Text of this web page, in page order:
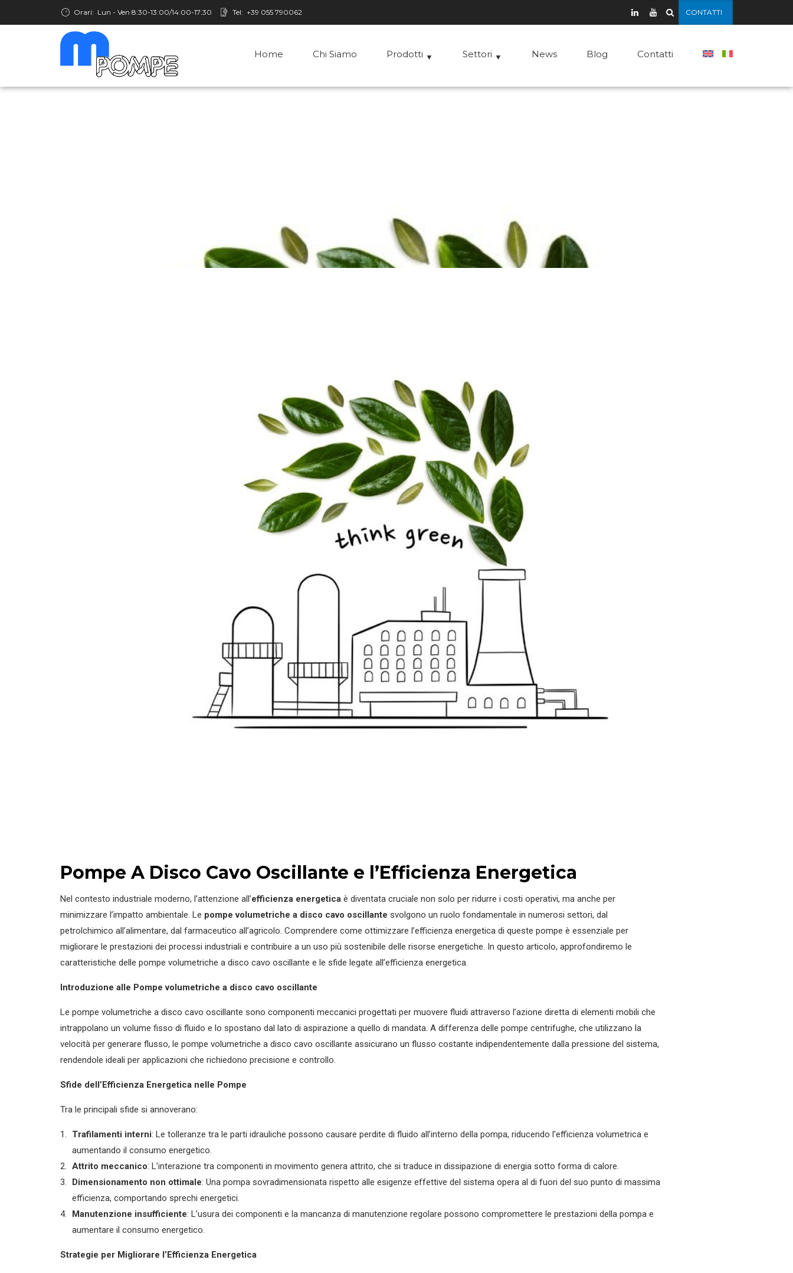
Orari: Lun - Ven 8:30-13:00/14:00-17:30 Tel: +39 055 790062 CONTATTI
Home Chi Siamo Prodotti ▼ Settori ▼ News Blog Contatti
Pompe A Disco Cavo Oscillante e l’Efficienza Energetica
Nel contesto industriale moderno, l’attenzione all’efficienza energetica è diventata cruciale non solo per ridurre i costi operativi, ma anche per
minimizzare l’impatto ambientale. Le pompe volumetriche a disco cavo oscillante svolgono un ruolo fondamentale in numerosi settori, dal
petrolchimico all’alimentare, dal farmaceutico all’agricolo. Comprendere come ottimizzare l’efficienza energetica di queste pompe è essenziale per
migliorare le prestazioni dei processi industriali e contribuire a un uso più sostenibile delle risorse energetiche. In questo articolo, approfondiremo le
caratteristiche delle pompe volumetriche a disco cavo oscillante e le sfide legate all’efficienza energetica.
Introduzione alle Pompe volumetriche a disco cavo oscillante
Le pompe volumetriche a disco cavo oscillante sono componenti meccanici progettati per muovere fluidi attraverso l’azione diretta di elementi mobili che
intrappolano un volume fisso di fluido e lo spostano dal lato di aspirazione a quello di mandata. A differenza delle pompe centrifughe, che utilizzano la
velocità per generare flusso, le pompe volumetriche a disco cavo oscillante assicurano un flusso costante indipendentemente dalla pressione del sistema,
rendendole ideali per applicazioni che richiedono precisione e controllo.
Sfide dell’Efficienza Energetica nelle Pompe
Tra le principali sfide si annoverano:
Trafilamenti interni: Le tolleranze tra le parti idrauliche possono causare perdite di fluido all’interno della pompa, riducendo l’efficienza volumetrica e
aumentando il consumo energetico.
Attrito meccanico: L’interazione tra componenti in movimento genera attrito, che si traduce in dissipazione di energia sotto forma di calore.
Dimensionamento non ottimale: Una pompa sovradimensionata rispetto alle esigenze effettive del sistema opera al di fuori del suo punto di massima
efficienza, comportando sprechi energetici.
Manutenzione insufficiente: L’usura dei componenti e la mancanza di manutenzione regolare possono compromettere le prestazioni della pompa e
aumentare il consumo energetico.
Strategie per Migliorare l’Efficienza Energetica